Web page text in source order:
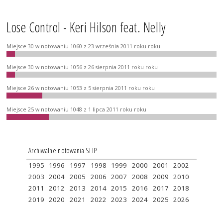
Lose Control - Keri Hilson feat. Nelly
Miejsce 30 w notowaniu 1060 z 23 września 2011 roku roku
Miejsce 30 w notowaniu 1056 z 26 sierpnia 2011 roku roku
Miejsce 26 w notowaniu 1053 z 5 sierpnia 2011 roku roku
Miejsce 25 w notowaniu 1048 z 1 lipca 2011 roku roku
Archiwalne notowania SLIP
1995 1996 1997 1998 1999 2000 2001
2002
2003 2004 2005 2006 2007 2008 2009 2010
2011
2012 2013 2014 2015 2016 2017 2018
2019 2020 2021 2022 2023 2024 2025 2026